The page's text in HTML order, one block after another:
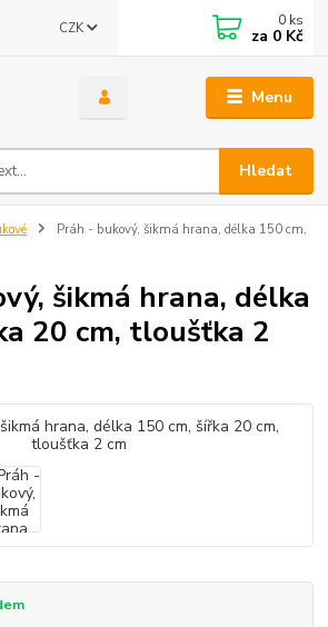
Menu
CZK
Hledat
0 ks
za 0 Kč
Práh - bukový, šikmá hrana, délka 150 cm,
šikmá hrana, délka
20 cm, tloušťka 2